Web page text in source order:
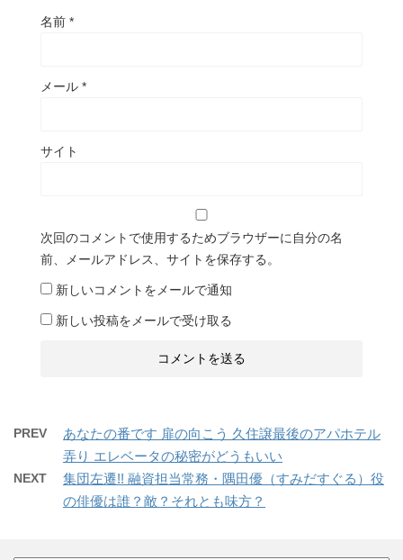
名前 *
メール *
サイト
次回のコメントで使用するためブラウザーに自分の名
前、メールアドレス、サイトを保存する。
新しいコメントをメールで通知
新しい投稿をメールで受け取る
PREV
あなたの番です 扉の向こう 久住譲最後のアパホテル
弄り エレベータの秘密がどうもいい
NEXT
集団左遷!! 融資担当常務・隅田優（すみだすぐる）役
の俳優は誰？敵？それとも味方？